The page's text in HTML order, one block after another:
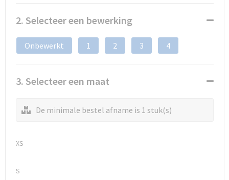
2. Selecteer een bewerking
Onbewerkt 1 2 3 4
3. Selecteer een maat
De minimale bestel afname is 1 stuk(s)
XS
S